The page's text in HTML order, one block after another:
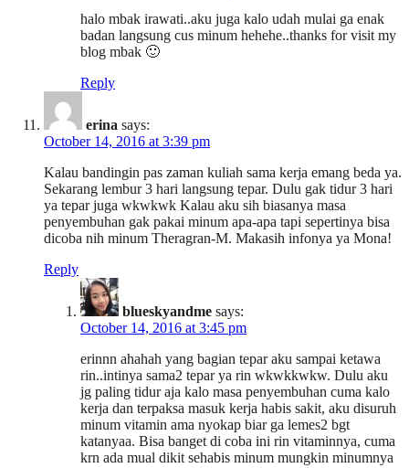
halo mbak irawati..aku juga kalo udah mulai ga enak
badan langsung cus minum hehehe..thanks for visit my
blog mbak 🙂
Reply
erina says:
October 14, 2016 at 3:39 pm
Kalau bandingin pas zaman kuliah sama kerja emang beda ya.
Sekarang lembur 3 hari langsung tepar. Dulu gak tidur 3 hari
ya tepar juga wkwkwk Kalau aku sih biasanya masa
penyembuhan gak pakai minum apa-apa tapi sepertinya bisa
dicoba nih minum Theragran-M. Makasih infonya ya Mona!
Reply
blueskyandme says:
October 14, 2016 at 3:45 pm
erinnn ahahah yang bagian tepar aku sampai ketawa
rin..intinya sama2 tepar ya rin wkwkkwkw. Dulu aku
jg paling tidur aja kalo masa penyembuhan cuma kalo
kerja dan terpaksa masuk kerja habis sakit, aku disuruh
minum vitamin ama nyokap biar ga lemes2 bgt
katanyaa. Bisa banget di coba ini rin vitaminnya, cuma
krn ada mual dikit sehabis minum mungkin minumnya